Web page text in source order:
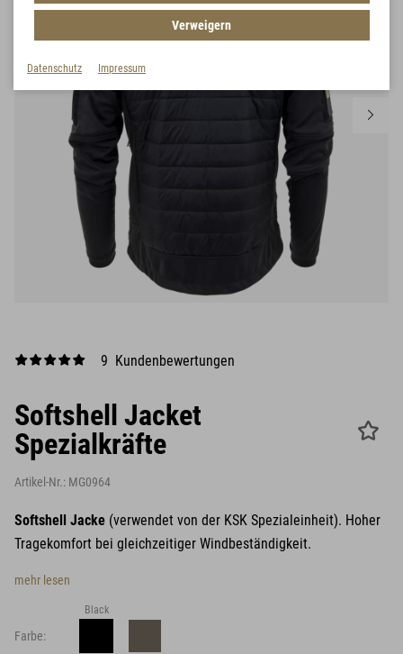
9 Kundenbewertungen
Softshell Jacket
Spezialkräfte
Artikel-Nr.: MG0964
Softshell Jacke (verwendet von der KSK Spezialeinheit). Hoher
Tragekomfort bei gleichzeitiger Windbeständigkeit.
mehr lesen
Farbe:
Black
Verweigern
Datenschutz Impressum